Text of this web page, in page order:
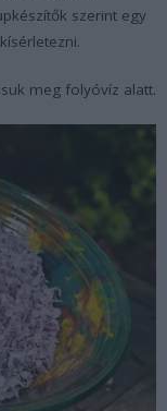
szerint egy
meg folyóvíz alatt.